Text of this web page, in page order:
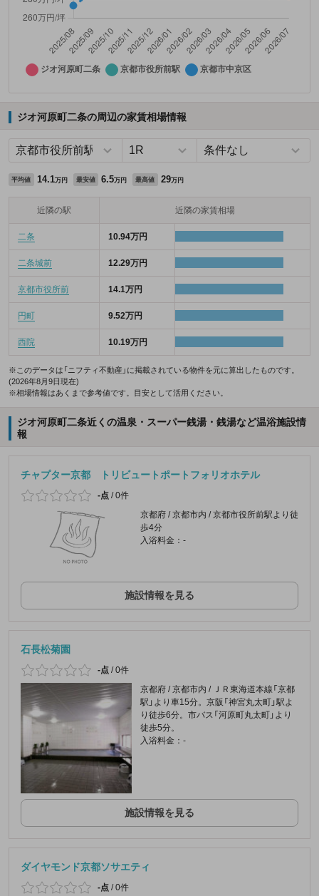
ジオ河原町二条の周辺の家賃相場情報
平均値 14.1万円 最安値 6.5万円 最高値 29万円
近隣の駅 近隣の家賃相場
二条 10.94万円
二条城前 12.29万円
京都市役所前 14.1万円
円町 9.52万円
西院 10.19万円
※このデータは「ニフティ不動産」に掲載されている物件を元に算出したものです。
(2026年8月9日現在)
※相場情報はあくまで参考値です。目安として活用ください。
ジオ河原町二条近くの温泉・スーパー銭湯・銭湯など温浴施設情
報
チャプター京都 トリビュートポートフォリオホテル
-点 /0件
京都府 / 京都市内 / 京都市役所前駅より徒
歩4分
入浴料金：-
施設情報を見る
石長松菊園
-点 /0件
京都府 / 京都市内 / ＪＲ東海道本線「京都
駅」より車15分。京阪「神宮丸太町」駅よ
り徒歩6分。市バス「河原町丸太町」より
徒歩5分。
入浴料金：-
施設情報を見る
ダイヤモンド京都ソサエティ
-点 /0件